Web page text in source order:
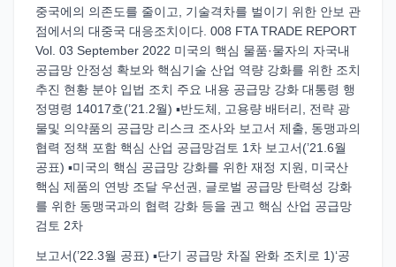
중국에의 의존도를 줄이고, 기술격차를 벌이기 위한 안보 관
점에서의 대중국 대응조치이다. 008 FTA TRADE REPORT
Vol. 03 September 2022 미국의 핵심 물품·물자의 자국내
공급망 안정성 확보와 핵심기술 산업 역량 강화를 위한 조치
추진 현황 분야 입법 조치 주요 내용 공급망 강화 대통령 행
정명령 14017호(’21.2월) ▪반도체, 고용량 배터리, 전략 광
물및 의약품의 공급망 리스크 조사와 보고서 제출, 동맹과의
협력 정책 포함 핵심 산업 공급망검토 1차 보고서(’21.6월
공표) ▪미국의 핵심 공급망 강화를 위한 재정 지원, 미국산
핵심 제품의 연방 조달 우선권, 글로벌 공급망 탄력성 강화
를 위한 동맹국과의 협력 강화 등을 권고 핵심 산업 공급망
검토 2차
보고서(’22.3월 공표) ▪단기 공급망 차질 완화 조치로 1)‘공